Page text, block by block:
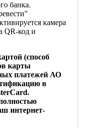
банка.
камера
QR-код и
(способ
карты
платежей АО
в
интернет-